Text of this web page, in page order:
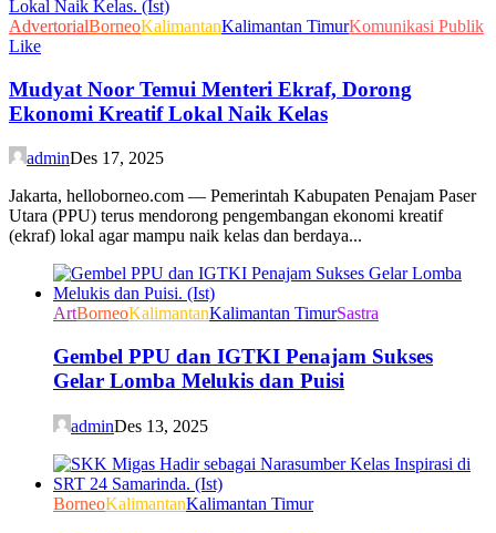
AdvertorialBorneoKalimantanKalimantan TimurKomunikasi Publik
Like
Mudyat Noor Temui Menteri Ekraf, Dorong
Ekonomi Kreatif Lokal Naik Kelas
adminDes 17, 2025
Jakarta, helloborneo.com — Pemerintah Kabupaten Penajam Paser
Utara (PPU) terus mendorong pengembangan ekonomi kreatif
(ekraf) lokal agar mampu naik kelas dan berdaya...
ArtBorneoKalimantanKalimantan TimurSastra
Gembel PPU dan IGTKI Penajam Sukses
Gelar Lomba Melukis dan Puisi
adminDes 13, 2025
BorneoKalimantanKalimantan Timur